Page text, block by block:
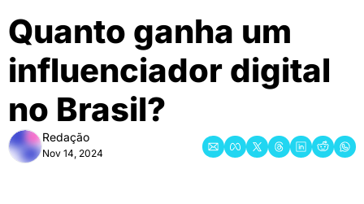
Quanto ganha um
influenciador digital
no Brasil?
Redação
Nov 14, 2024